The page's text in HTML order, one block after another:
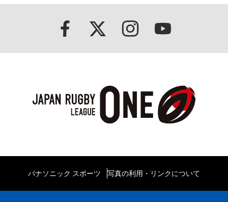
パナソニック スポーツ 写真の利用・リンクについて